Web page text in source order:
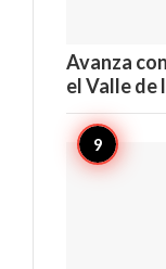
Avanza
el Valle de